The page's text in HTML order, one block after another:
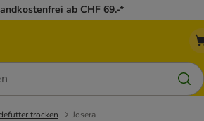
ab CHF 69.-*
trocken Josera